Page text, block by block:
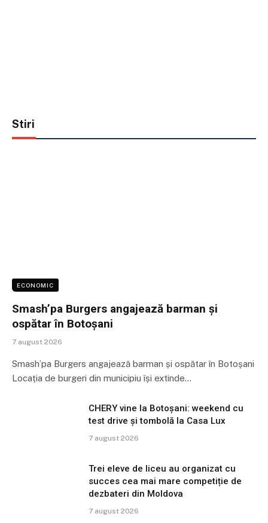
Stiri
ECONOMIC
Smash’pa Burgers angajează barman și
ospătar în Botoșani
7 august 2026
Smash’pa Burgers angajează barman și ospătar în Botoșani
Locația de burgeri din municipiu își extinde…
CHERY vine la Botoșani: weekend cu
test drive și tombolă la Casa Lux
7 august 2026
Trei eleve de liceu au organizat cu
succes cea mai mare competiție de
dezbateri din Moldova
7 august 2026